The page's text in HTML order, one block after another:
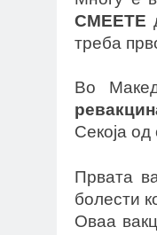
СМЕЕТЕ
треба
Во
Секоја
Првата
болести
Оваа